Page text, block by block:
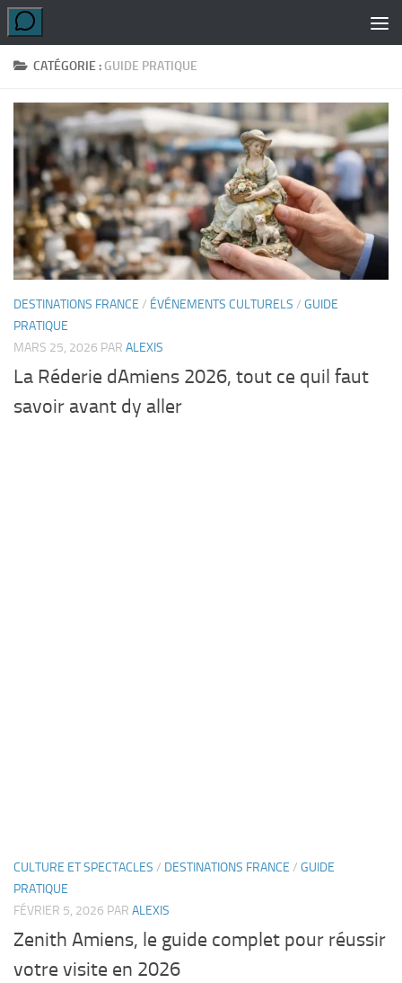
Skip to content
CATÉGORIE : GUIDE PRATIQUE
DESTINATIONS FRANCE / ÉVÉNEMENTS CULTURELS / GUIDE
PRATIQUE
MARS 25, 2026 PAR ALEXIS
La Réderie dAmiens 2026, tout ce quil faut
savoir avant dy aller
CULTURE ET SPECTACLES / DESTINATIONS FRANCE / GUIDE
PRATIQUE
FÉVRIER 5, 2026 PAR ALEXIS
Zenith Amiens, le guide complet pour réussir
votre visite en 2026